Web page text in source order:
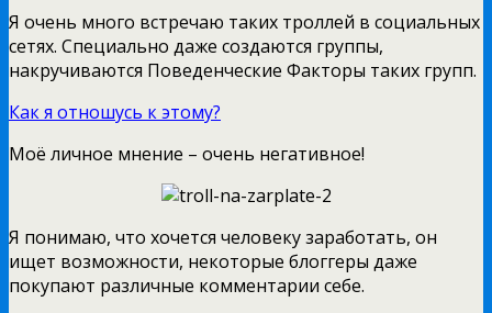
Я очень много встречаю таких троллей в социальных
сетях. Специально даже создаются группы,
накручиваются Поведенческие Факторы таких групп.
Как я отношусь к этому?
Моё личное мнение – очень негативное!
Я понимаю, что хочется человеку заработать, он
ищет возможности, некоторые блоггеры даже
покупают различные комментарии себе.